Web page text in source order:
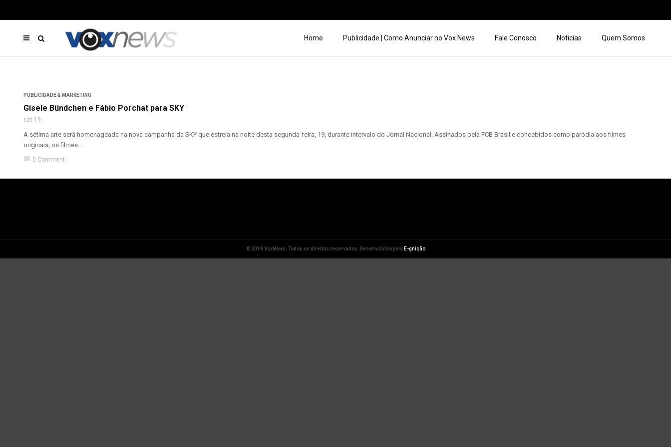
Home Publicidade | Como Anunciar no Vox News Fale Conosco Noticias Quem Somos
PUBLICIDADE & MARKETING
Gisele Bündchen e Fábio Porchat para SKY
set 19
A sétima arte será homenageada na nova campanha da SKY que estreia na noite desta segunda-feira, 19, durante intervalo do Jornal Nacional. Assinados pela FCB Brasil e concebidos como paródia aos filmes
originais, os filmes ...
chat_bubble 0 Comment
© 2018 VoxNews. Todos os direitos reservados. Desenvolvido pela E-gnição